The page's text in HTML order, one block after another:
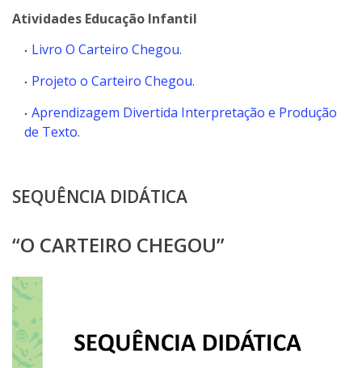
Atividades Educação Infantil
Livro O Carteiro Chegou.
Projeto o Carteiro Chegou.
Aprendizagem Divertida Interpretação e Produção
de Texto.
SEQUÊNCIA DIDÁTICA
“O CARTEIRO CHEGOU”